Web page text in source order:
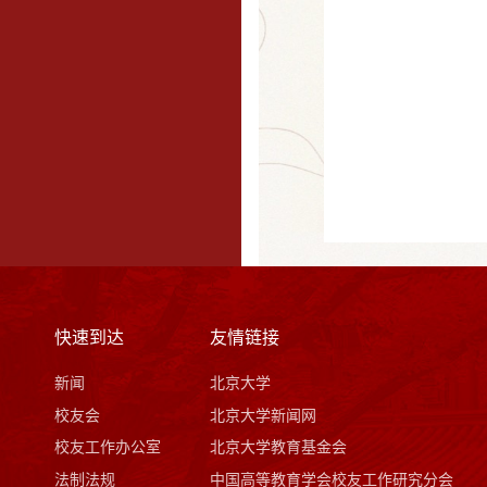
快速到达
新闻
校友会
校友工作办公室
法制法规
友情链接
北京大学
北京大学新闻网
北京大学教育基金会
中国高等教育学会校友工作研究分会